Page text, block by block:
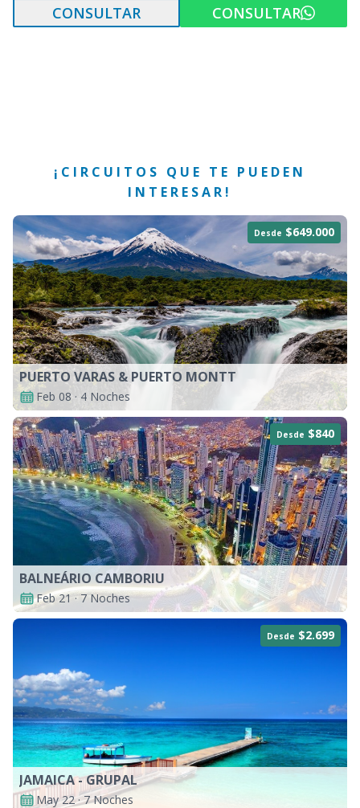
CONSULTAR CONSULTAR
¡CIRCUITOS QUE TE PUEDEN
INTERESAR!
Desde $649.000
PUERTO VARAS & PUERTO MONTT
Feb 08 · 4 Noches
Desde $840
BALNEÁRIO CAMBORIU
Feb 21 · 7 Noches
Desde $2.699
JAMAICA - GRUPAL
May 22 · 7 Noches